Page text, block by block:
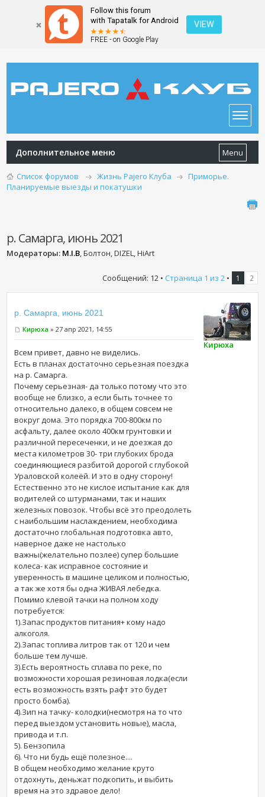
Follow this forum
with Tapatalk for Android
FREE - on Google Play
VIEW
Дополнительное меню Menu
Список форумов Жизнь Pajero Клуба
Приморье.
Планируемые выезды и покатушки
р. Самарга, июнь 2021
Модераторы: M.I.B, Болтон, DIZEL, HiArt
Сообщений: 12 • Страница 1 из 2• 1 2
р. Самарга, июнь 2021
Кирюха » 27 апр 2021, 14:55
Всем привет, давно не виделись.
Есть в планах достаточно серьезная поездка
на р. Самарга.
Почему серьезная- да только потому что это
вообще не близко, а если быть точнее то
относительно далеко, в общем совсем не
вокруг дома. Это порядка 700-800км по
асфальту, далее около 400км грунтовки и
различной пересеченки, и не доезжая до
места километров 30- три глубоких брода
соединяющиеся разбитой дорогой с глубокой
Ураловской колеёй. И это в одну сторону!
Естественно это не кислое испытание как для
водителей со штурманами, так и наших
железных повозок. Чтобы всё это преодолеть
с наибольшим наслаждением, необходима
достаточно глобальная подготовка авто,
наверное даже не настолько
важны(желательно позлее) супер большие
колеса- как исправное состояние и
уверенность в машине целиком и полностью,
а так же хотя бы одна ЖИВАЯ лебедка.
Помимо клевой тачки на полном ходу
потребуется:
1).Запас продуктов питания+ кому надо
алкоголя.
2).Запас топлива литров так от 120 и чем
больше тем лучше.
3).Есть вероятность сплава по реке, по
возможности хорошая резиновая лодка(если
есть возможность взять рафт это будет
просто бомба).
4).Зип на тачку- колодки(несмотря на то что
перед выездом установить новые), масла,
привода и т.п.
5). Бензопила
6). Что ни будь ещё полезное....
В общем необходимо желание круто
отдохнуть, деньжат подкопить, и выбить
время на это здравое дело!
Кирюха